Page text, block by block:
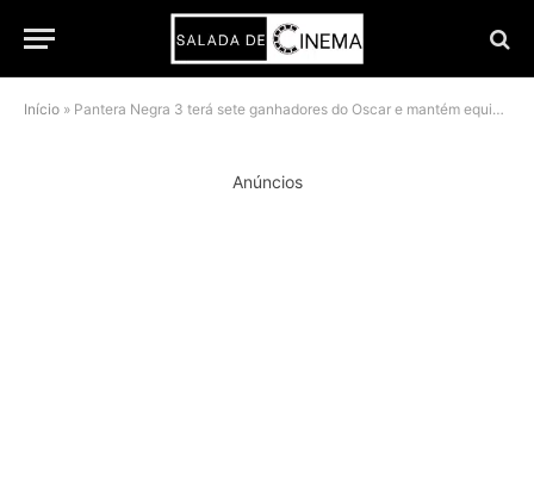
Início » Pantera Negra 3 terá sete ganhadores do Oscar e mantém equipe premiada do MCU
Anúncios